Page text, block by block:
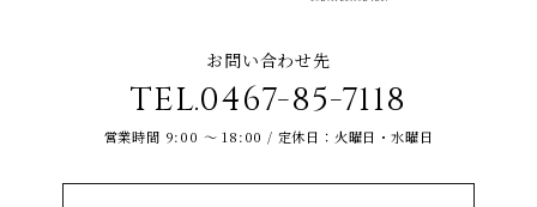
お問い合わせ先
TEL.0467-85-7118
営業時間 9:00 ～ 18:00 / 定休日：火曜日・水曜日